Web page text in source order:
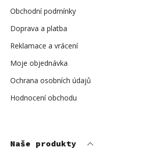
Obchodní podmínky
Doprava a platba
Reklamace a vrácení
Moje objednávka
Ochrana osobních údajů
Hodnocení obchodu
Naše produkty